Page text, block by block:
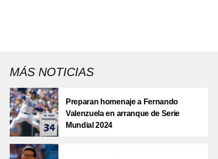
MÁS NOTICIAS
Preparan homenaje a Fernando
Valenzuela en arranque de Serie
Mundial 2024